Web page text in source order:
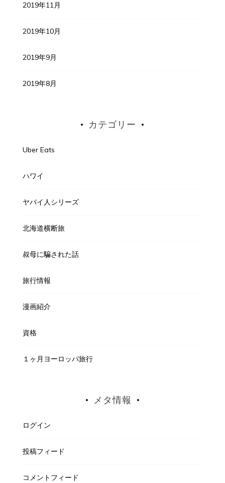
2019年11月
2019年10月
2019年9月
2019年8月
カテゴリー
Uber Eats
ハワイ
ヤバイ人シリーズ
北海道横断旅
叔母に騙された話
旅行情報
漫画紹介
資格
１ヶ月ヨーロッパ旅行
メタ情報
ログイン
投稿フィード
コメントフィード